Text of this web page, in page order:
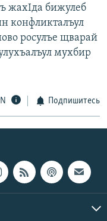
жахIда бижулеб
конфликталъул
росулъе щварай
мухбир
Подпишитесь